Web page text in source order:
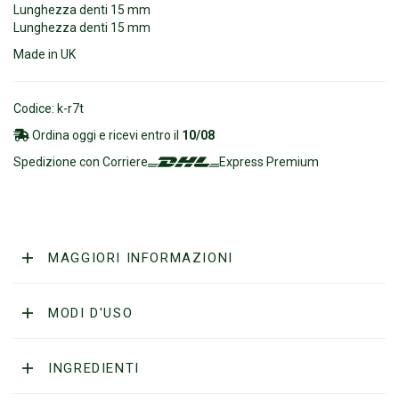
Lunghezza denti 15 mm
Lunghezza denti 15 mm
Made in UK
Codice: k-r7t
Ordina oggi e ricevi entro il 10/08
Spedizione con Corriere
Express Premium
MAGGIORI INFORMAZIONI
MODI D'USO
INGREDIENTI